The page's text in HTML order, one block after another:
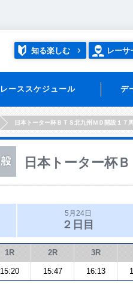
知る楽しむ レーサ
レーススケジュール デ
日本トーター杯ＢＴＳ北九州ＭＤ開設１７
日本トーター杯
5月24日
２日目
1R 2R 3R
15:20 15:47 16:13